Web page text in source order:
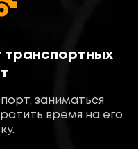
транспортных
заниматься
время на его